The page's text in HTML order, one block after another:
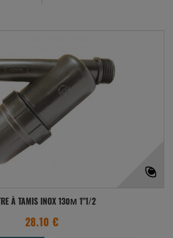
À TAMIS INOX 130Μ 1"1/2
28.10 €